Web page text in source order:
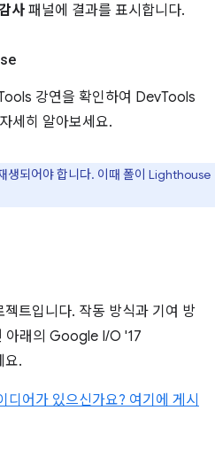
사 패널에 결과를 표시합니다.
강연을 확인하여 DevTools
세히 알아보세요.
생되어야 합니다. 이때 폴이 Lighthouse
트입니다. 작동 방식과 기여 방
아래의 Google I/O '17
요.
어가 있으신가요? 여기에 게시